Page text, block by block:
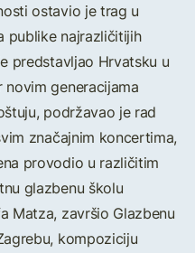
ostavio je trag u
publike najrazličitijih
predstavljao Hrvatsku u
generacijama
podržavao je rad
značajnim koncertima,
provodio u različitim
glazbenu školu
Matza, završio Glazbenu
kompoziciju